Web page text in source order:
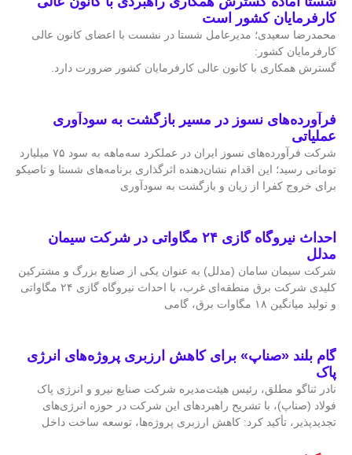
کارفرمایان کشور است
محمدرضا سعیدی؛ مدیرعامل شستا در نشست با اعضای کانون عالی
کارفرمایان کشور:
گسترش همکاری با کانون عالی کارفرمایان کشور ضرورت دارد.
فرآورده‌های نسوز در مسیر بازگشت به سودآوری
عملیاتی
شرکت فرآورده‌های نسوز ایران در عملکرد سه‌ماهه به سود ۷۵ میلیارد
تومانی رسید؛ این اقدام نشان‌دهنده اثرگذاری برنامه‌های شستا و تاصیکو
برای خروج کفرا از زیان و بازگشت به سودآوری
احداث نیروگاه گازی ۲۴ مگاواتی در شرکت سیمان
مدلل
شرکت سیمان سامان (مدلل) به عنوان یکی از صنایع بزرگ و مشترکین
کلیدی شرکت برق منطقه‌ای غرب، با احداث نیروگاه گازی ۲۴ مگاواتی
و تولید میانگین ۱۸ مگاوات برق، گامی
گام بلند «صناپ» برای کاهش ارزبری پروژه‌های انرژی
پاک
نادر ثناگو مطلق، رئیس هیئت‌مدیره شرکت صنایع نیرو و انرژی پاک
فولاد (صناپ)، با تشریح راهبردهای این شرکت در حوزه انرژی‌های
تجدیدپذیر، تأکید کرد: کاهش ارزبری پروژه‌ها، توسعه ساخت داخل